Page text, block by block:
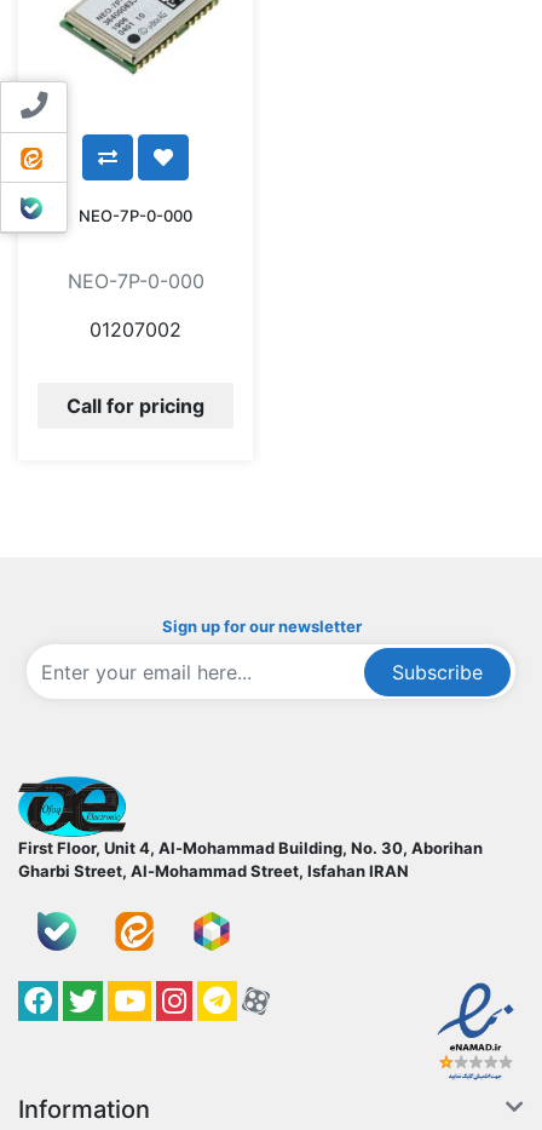
Contact us
ایتا
بله NEO-7P-0-000
NEO-7P-0-000
01207002
Call for pricing
Sign up for our newsletter
Subscribe
First Floor, Unit 4, Al-Mohammad Building, No. 30, Aborihan
Gharbi Street, Al-Mohammad Street, IsfahanIRAN
Facebook
TwitterYouTube
کانال آپارات
کانال تلگرام
کانال آپارات
Information